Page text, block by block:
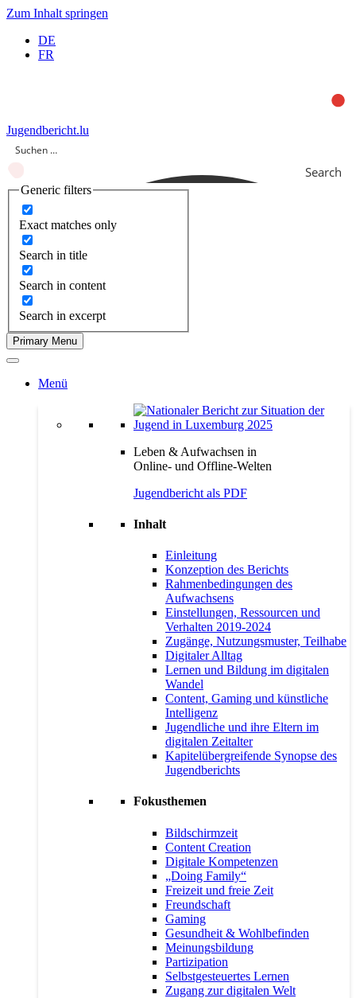
Zum Inhalt springen
DE
FR
Jugendbericht.lu
Search
Generic filters
Exact matches only
Search in title
Search in content
Search in excerpt
Primary Menu
Menü
Leben & Aufwachsen in
Online- und Offline-Welten
Jugendbericht als PDF
Inhalt
Einleitung
Konzeption des Berichts
Rahmenbedingungen des
Aufwachsens
Einstellungen, Ressourcen und
Verhalten 2019-2024
Zugänge, Nutzungsmuster, Teilhabe
Digitaler Alltag
Lernen und Bildung im digitalen
Wandel
Content, Gaming und künstliche
Intelligenz
Jugendliche und ihre Eltern im
digitalen Zeitalter
Kapitelübergreifende Synopse des
Jugendberichts
Fokusthemen
Bildschirmzeit
Content Creation
Digitale Kompetenzen
„Doing Family“
Freizeit und freie Zeit
Freundschaft
Gaming
Gesundheit & Wohlbefinden
Meinungsbildung
Partizipation
Selbstgesteuertes Lernen
Zugang zur digitalen Welt